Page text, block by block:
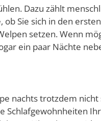
Dazu zählt
ob Sie sich in den
setzen. Wenn
ein paar Nächte
nachts trotzdem nicht
Schlafgewohnheiten